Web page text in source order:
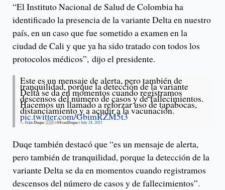
“El Instituto Nacional de Salud de Colombia ha
identificado la presencia de la variante Delta en nuestro
país, en un caso que fue sometido a examen en la
ciudad de Cali y que ya ha sido tratado con todos los
protocolos médicos”, dijo el presidente.
Este es un mensaje de alerta, pero también de
tranquilidad, porque la detección de la variante
Delta se da en momentos cuando registramos
descensos del número de casos y de fallecimientos.
Hacemos un llamado a reforzar uso de tapabocas,
distanciamiento y a acudir a la vacunación.
pic.twitter.com/GbimRZM5t3
— Iván Duque 🇨🇴 (@IvanDuque) July 24, 2021
Duqe también destacó que “es un mensaje de alerta,
pero también de tranquilidad, porque la detección de la
variante Delta se da en momentos cuando registramos
descensos del número de casos y de fallecimientos”.